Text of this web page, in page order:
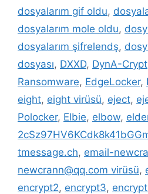
dosyalarım gif oldu,
dosyalarım mole oldu,
dosyalarım şifrelendş,
dosyası, DXXD, DynA-Crypt
Ransomware, EdgeLocker,
eight, eight virüsü, eject,
Polocker, Elbie, elbow,
tmessage.ch, email-
newcrann@qq.com virüsü,
encrypt2, encrypt3,